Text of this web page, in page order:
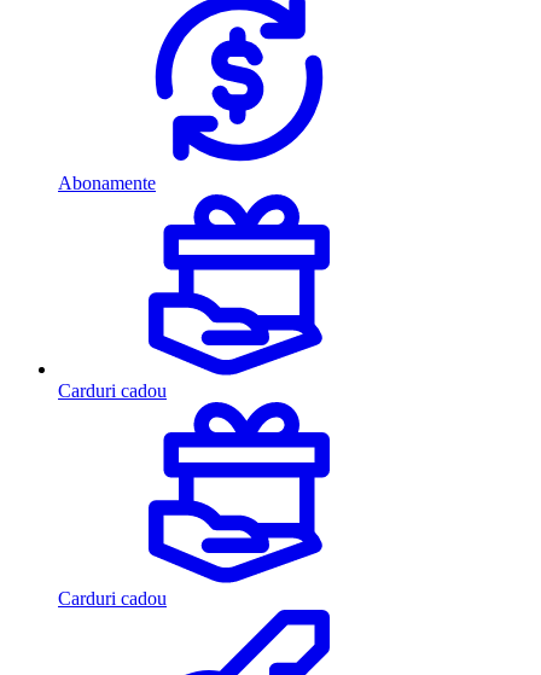
Abonamente
Carduri cadou
Carduri cadou